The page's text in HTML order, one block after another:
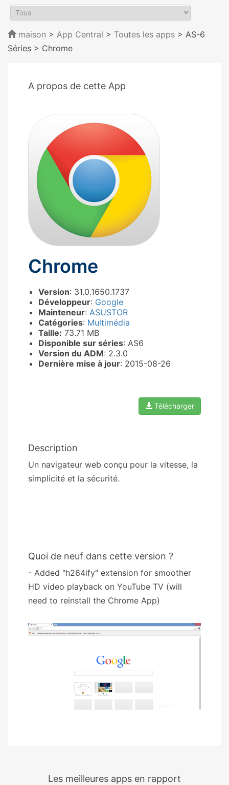
maison > App Central > Toutes les apps > AS-6
Séries > Chrome
A propos de cette App
Chrome
Version: 31.0.1650.1737
Développeur: Google
Mainteneur: ASUSTOR
Catégories: Multimédia
Taille: 73.71 MB
Disponible sur séries: AS6
Version du ADM: 2.3.0
Dernière mise à jour: 2015-08-26
Télécharger
Description
Un navigateur web conçu pour la vitesse, la
simplicité et la sécurité.
Quoi de neuf dans cette version ?
- Added "h264ify" extension for smoother
HD video playback on YouTube TV (will
need to reinstall the Chrome App)
Les meilleures apps en rapport